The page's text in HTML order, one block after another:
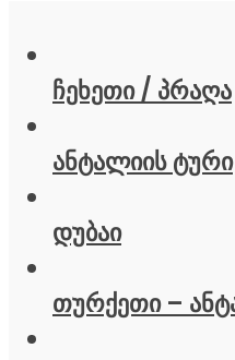
ჩეხეთი / პრაღა
ანტალიის ტური
დუბაი
თურქეთი –